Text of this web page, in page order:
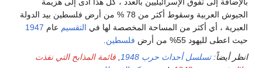
الجيوش العربية وسقوط أكثر من 78 % من أرض فلسطين بيد الدولة
أي أكثر من المساحة المخصصة لها فيالتقسيمعام 1947
55% من أرض
فلسطين.
تسلسل أحداث حرب 1948 , قائمة المذابح التي نفذت